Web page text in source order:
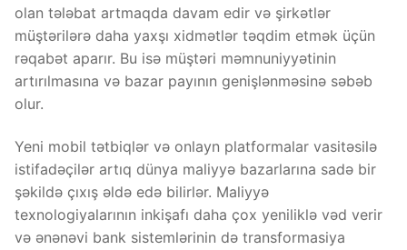
olan tələbat artmaqda davam edir və şirkətlər
müştərilərə daha yaxşı xidmətlər təqdim etmək üçün
rəqabət aparır. Bu isə müştəri məmnuniyyətinin
artırılmasına və bazar payının genişlənməsinə səbəb
olur.
Yeni mobil tətbiqlər və onlayn platformalar vasitəsilə
istifadəçilər artıq dünya maliyyə bazarlarına sadə bir
şəkildə çıxış əldə edə bilirlər. Maliyyə
texnologiyalarının inkişafı daha çox yeniliklə vəd verir
və ənənəvi bank sistemlərinin də transformasiya